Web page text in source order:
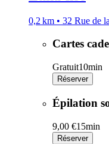
0,2 km • 32 Rue de
Cartes
Gratuit10min
Réserver
Épilation
9,00 €15min
Réserver